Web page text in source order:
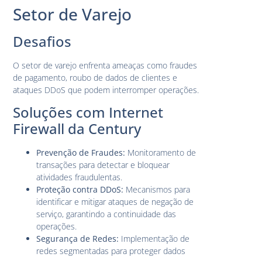
Setor de Varejo
Desafios
O setor de varejo enfrenta ameaças como fraudes
de pagamento, roubo de dados de clientes e
ataques DDoS que podem interromper operações.
Soluções com Internet
Firewall da Century
Prevenção de Fraudes: Monitoramento de
transações para detectar e bloquear
atividades fraudulentas.
Proteção contra DDoS: Mecanismos para
identificar e mitigar ataques de negação de
serviço, garantindo a continuidade das
operações.
Segurança de Redes: Implementação de
redes segmentadas para proteger dados